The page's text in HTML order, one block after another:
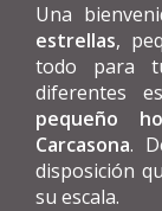
Una
estrellas,
todo para
diferentes
pequeño
Carcasona.
disposición
su escala.